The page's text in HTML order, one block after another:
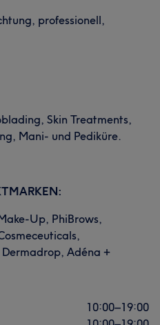
professionell,
Skin Treatments,
Mani- und Pediküre.
Up, PhiBrows,
Adéna +
10:00–19:00